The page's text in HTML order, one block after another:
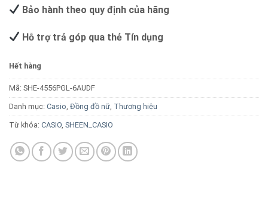
Bảo hành theo quy định của hãng
Hỗ trợ trả góp qua thẻ Tín dụng
Hết hàng
Mã: SHE-4556PGL-6AUDF
Danh mục: Casio, Đồng đồ nữ, Thương hiệu
Từ khóa: CASIO, SHEEN_CASIO